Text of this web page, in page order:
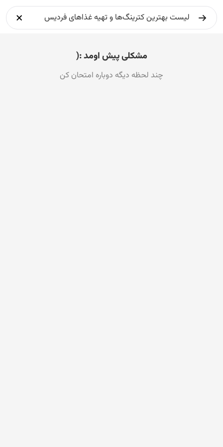
مشکلی پیش اومد :(
چند لحظه دیگه دوباره امتحان کن